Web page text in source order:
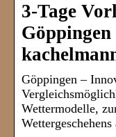
3-Tage
Göppingen –
Wettermodelle,